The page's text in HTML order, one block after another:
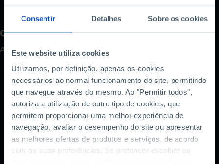
Consentir Detalhes Sobre os cookies
Este website utiliza cookies
Utilizamos, por definição, apenas os cookies
necessários ao normal funcionamento do site, permitindo
que navegue através do mesmo. Ao "Permitir todos",
autoriza a utilização de outro tipo de cookies, que
permitem proporcionar uma melhor experiência de
navegação, avaliar o desempenho do site ou apresentar
as melhores ofertas de produtos e serviços, de acordo
com as suas preferências. Se pretender escolher os
tipos de cookies, clique em "Personalizar". Saiba mais
Como avalia este conteúdo?
A sua opinião é importante.